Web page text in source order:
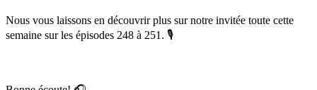
Nous vous laissons en découvrir plus sur notre invitée toute cette
semaine sur les épisodes 248 à 251. 🎙